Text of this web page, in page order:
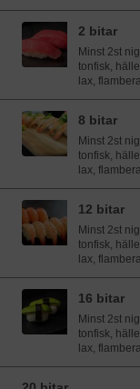
2 bitar
Minst 2st
tonfisk,
lax,
8 bitar
Minst 2st
tonfisk,
lax,
12 bitar
Minst 2st
tonfisk,
lax,
16 bitar
Minst 2st
tonfisk,
lax,